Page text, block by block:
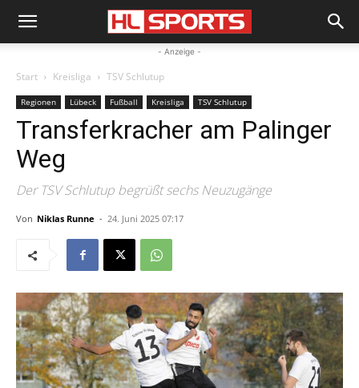
- Anzeige -
Start Kreisliga TSV Schlutup
Regionen Lübeck Fußball Kreisliga TSV Schlutup
Transferkracher am Palinger
Weg
Der TSV Schlutup begrüßt sechs Neuzugänge
Von Niklas Runne - 24. Juni 2025 07:17